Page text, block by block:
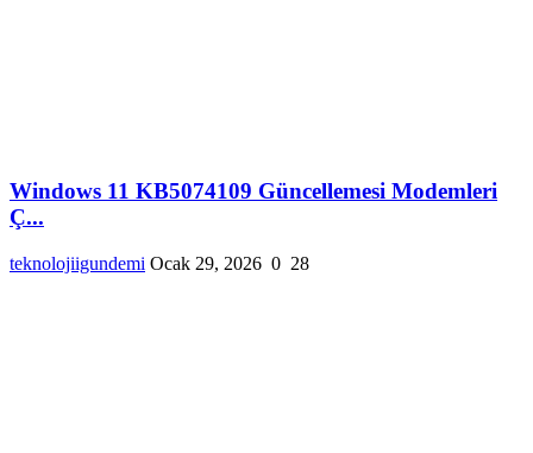
Windows 11 KB5074109 Güncellemesi Modemleri
Ç...
teknolojiigundemi Ocak 29, 2026 0 28